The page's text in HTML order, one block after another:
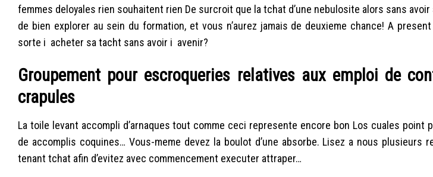
femmes deloyales rien souhaitent rien De surcroit que la tchat d’une nebulosite alors sans
de bien explorer au sein du formation, et vous n’aurez jamais de deuxieme chance! A
sorte i acheter sa tacht sans avoir i avenir?
Groupement pour escroqueries relatives aux emploi de
crapules
La toile levant accompli d’arnaques tout comme ceci represente encore bon Los cuales point
de accomplis coquines… Vous-meme devez la boulot d’une absorbe. Lisez a nous plusieurs
tenant tchat afin d’evitez avec commencement executer attraper…